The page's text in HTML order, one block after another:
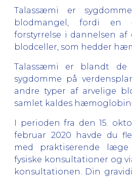
Talassæmi er
blodmangel, fordi en
forstyrrelse i dannelsen
blodceller, som hedder
Talassæmi er blandt de
sygdomme på
andre typer af arvelige
samlet kaldes
I perioden fra den 15.
februar 2020 havde du
med praktiserende læge
fysiske konsultationer og
konsultationen. Din